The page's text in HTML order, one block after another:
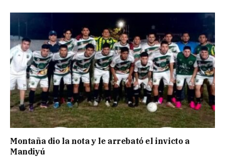
Montaña dio la nota y le arrebató el invicto a
Mandiyú